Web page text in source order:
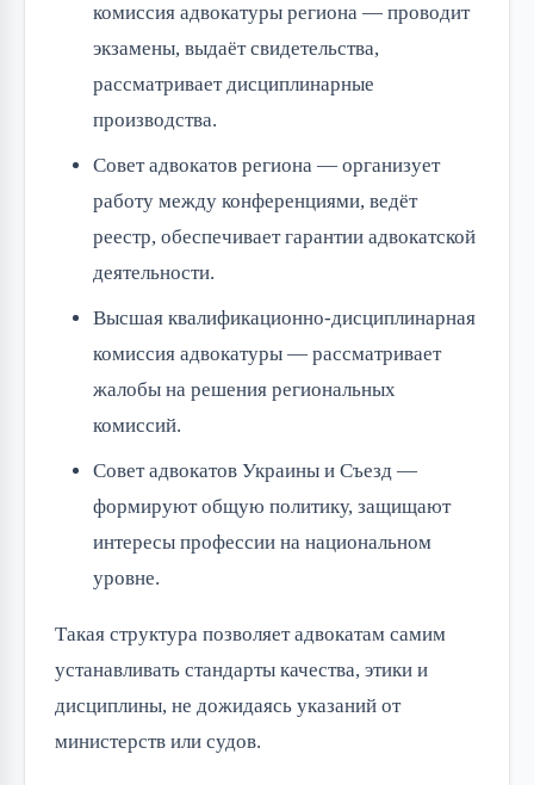
комиссия адвокатуры региона — проводит
экзамены, выдаёт свидетельства,
рассматривает дисциплинарные
производства.
Совет адвокатов региона — организует
работу между конференциями, ведёт
реестр, обеспечивает гарантии адвокатской
деятельности.
Высшая квалификационно-дисциплинарная
комиссия адвокатуры — рассматривает
жалобы на решения региональных
комиссий.
Совет адвокатов Украины и Съезд —
формируют общую политику, защищают
интересы профессии на национальном
уровне.
Такая структура позволяет адвокатам самим
устанавливать стандарты качества, этики и
дисциплины, не дожидаясь указаний от
министерств или судов.